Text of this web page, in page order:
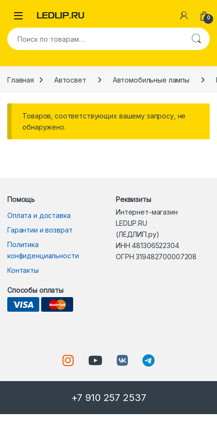
0
Искать:
Главная Автосвет Автомобильные лампы
Товаров, соответствующих вашему запросу, не
обнаружено.
Помощь
Оплата и доставка
Гарантии и возврат
Политика
конфиденциальности
Контакты
Реквизиты
Интернет-магазин
LEDLIP.RU
(ЛЕДЛИП.ру)
ИНН 481306522304
ОГРН 319482700007208
Способы оплаты
+7 910 257 2537